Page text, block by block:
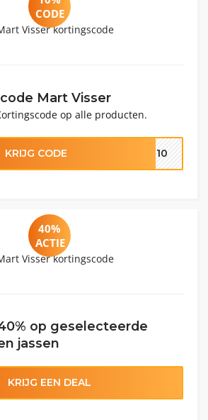
CODE
Mart Visser
op alle producten.
KRIJG CODE OM10
40%
ACTIE
op geselecteerde
jassen
KRIJG EEN DEAL